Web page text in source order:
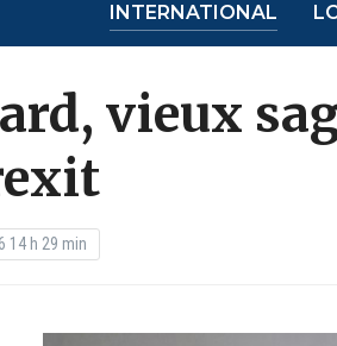
INTERNATIONAL
vieux
14 h 29 min